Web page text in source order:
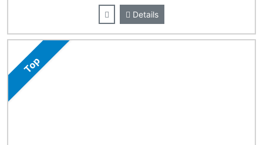
Details
Top